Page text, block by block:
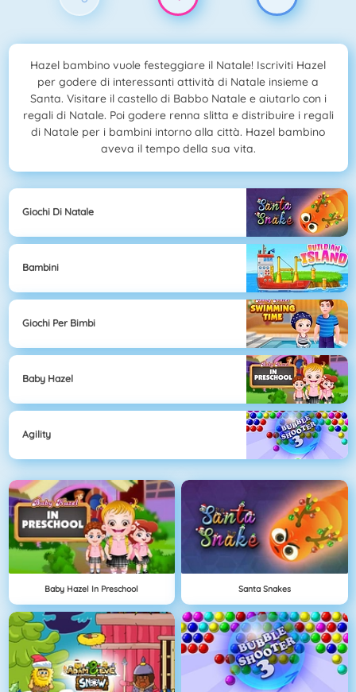
Hazel bambino vuole festeggiare il Natale! Iscriviti Hazel
per godere di interessanti attività di Natale insieme a
Santa. Visitare il castello di Babbo Natale e aiutarlo con i
regali di Natale. Poi godere renna slitta e distribuire i regali
di Natale per i bambini intorno alla città. Hazel bambino
aveva il tempo della sua vita.
Giochi Di Natale
Bambini
Giochi Per Bimbi
Baby Hazel
Agility
Baby Hazel In Preschool Santa Snakes